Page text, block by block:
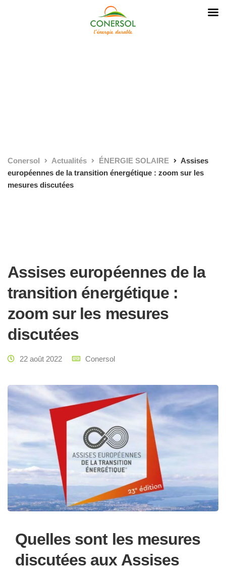
Conersol Actualités ÉNERGIE SOLAIRE
Assises
européennes de la transition énergétique : zoom sur les
mesures discutées
Assises européennes de la
transition énergétique :
zoom sur les mesures
discutées
22 août 2022 Conersol
Quelles sont les mesures
discutées aux Assises